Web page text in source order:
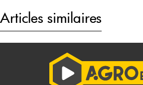
Articles similaires